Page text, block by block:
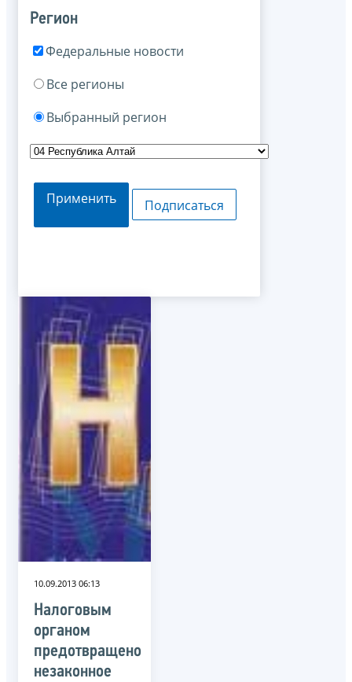
Регион
Федеральные новости
Все регионы
Выбранный регион
Применить Подписаться
10.09.2013 06:13
Налоговым
органом
предотвращено
незаконное